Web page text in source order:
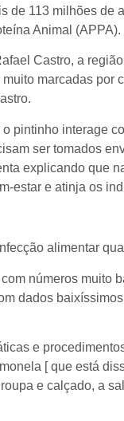
113 milhões
Animal (APPA).
Castro, a
marcadas
interage
ser tomados
explicando que
estar e atinja os
alimentar
números
dados
e
[ que está
e calçado, a